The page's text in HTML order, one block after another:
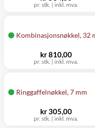
pr. stk. | inkl. mva.
Kombinasjonsnøkkel, 32
pr. stk. | inkl. mva.
kr 810,00
Ringgaffelnøkkel, 7 mm
pr. stk. | inkl. mva.
kr 305,00